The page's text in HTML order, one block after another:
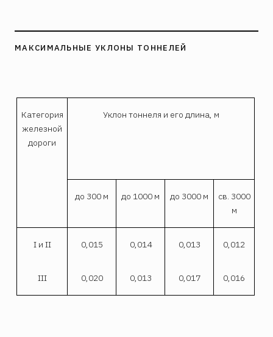
МАКСИМАЛЬНЫЕ УКЛОНЫ ТОННЕЛЕЙ
Категория
железной
дороги
Уклон тоннеля и его длина, м
до 300 м до 1000 м до 3000 м
св. 3000
м
I и II 0,015 0,014 0,013 0,012
III 0,020 0,013 0,017 0,016